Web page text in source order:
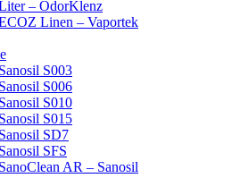
– OdorKlenz
Linen – Vaportek
Sanosil S003
Sanosil S006
Sanosil S010
Sanosil S015
Sanosil SD7
Sanosil SFS
SanoClean AR – Sanosil